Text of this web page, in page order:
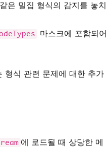
은 밀집 형식의 감지를 놓치
마스크에 포함되어
형식 관련 문제에 대한 추가
에 로드될 때 상당한 메